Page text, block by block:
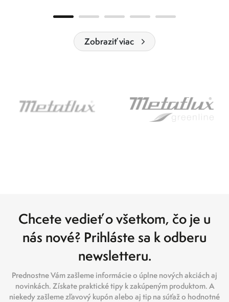
Zobraziť viac
Chcete vedieť o všetkom, čo je u
nás nové? Prihláste sa k odberu
newsletteru.
Prednostne Vám zašleme informácie o úplne nových akciách aj
novinkách. Získate praktické tipy k zakúpeným produktom. A
niekedy zašleme zľavový kupón alebo aj tip na súťaž o hodnotné